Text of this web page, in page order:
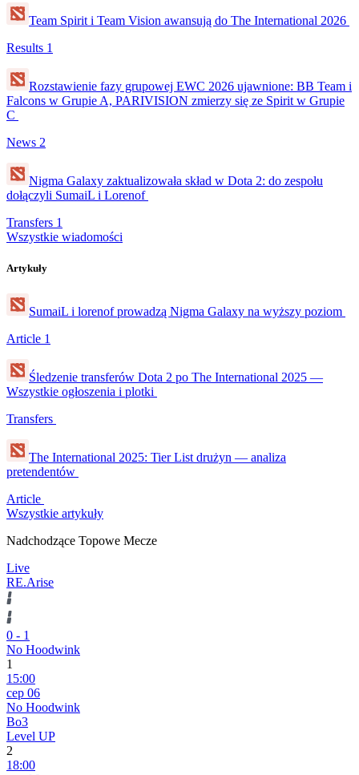
Team Spirit i Team Vision awansują do The International 2026
Results 1
Rozstawienie fazy grupowej EWC 2026 ujawnione: BB Team i
Falcons w Grupie A, PARIVISION zmierzy się ze Spirit w Grupie
C
News 2
Nigma Galaxy zaktualizowała skład w Dota 2: do zespołu
dołączyli SumaiL i Lorenof
Transfers 1
Wszystkie wiadomości
Artykuły
SumaiL i lorenof prowadzą Nigma Galaxy na wyższy poziom
Article 1
Śledzenie transferów Dota 2 po The International 2025 —
Wszystkie ogłoszenia i plotki
Transfers
The International 2025: Tier List drużyn — analiza
pretendentów
Article
Wszystkie artykuły
Nadchodzące Topowe Mecze
Live
RE.Arise
0 - 1
No Hoodwink
1
15:00
сер 06
No Hoodwink
Bo3
Level UP
2
18:00